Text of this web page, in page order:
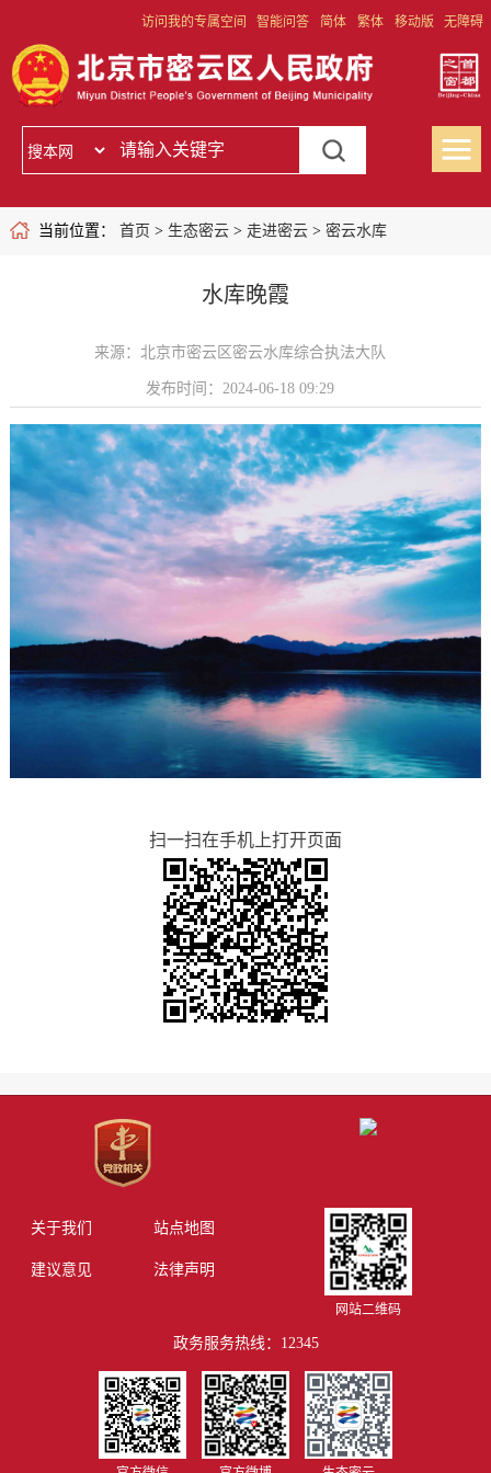
访问我的专属空间 智能问答 简体 繁体 移动版 无障碍
当前位置： 首页 > 生态密云> 走进密云> 密云水库
水库晚霞
来源：北京市密云区密云水库综合执法大队
发布时间：2024-06-18 09:29
扫一扫在手机上打开页面
关于我们 站点地图
建议意见 法律声明
网站二维码
政务服务热线：12345